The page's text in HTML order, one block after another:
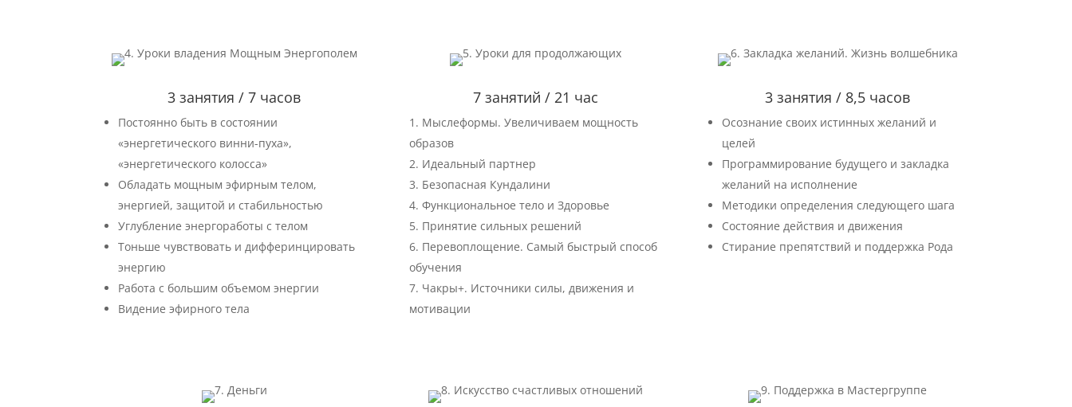
3 занятия / 7 часов
Постоянно быть в состоянии
«энергетического винни-пуха»,
«энергетического колосса»
Обладать мощным эфирным телом,
энергией, защитой и стабильностью
Углубление энергоработы с телом
Тоньше чувствовать и дифферинцировать
энергию
Работа с большим объемом энергии
Видение эфирного тела
7 занятий / 21 час
Мыслеформы. Увеличиваем мощность
образов
Идеальный партнер
Безопасная Кундалини
Функциональное тело и Здоровье
Принятие сильных решений
Перевоплощение. Самый быстрый способ
обучения
Чакры+. Источники силы, движения и
мотивации
3 занятия / 8,5 часов
Осознание своих истинных желаний и
целей
Программирование будущего и закладка
желаний на исполнение
Методики определения следующего шага
Состояние действия и движения
Стирание препятствий и поддержка Рода